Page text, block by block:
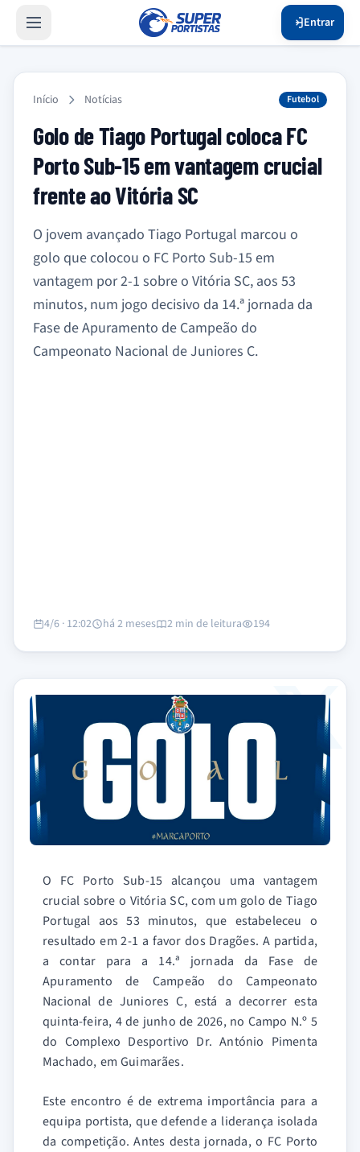
Entrar
Início Notícias Futebol
Golo de Tiago Portugal coloca FC
Porto Sub-15 em vantagem crucial
frente ao Vitória SC
O jovem avançado Tiago Portugal marcou o
golo que colocou o FC Porto Sub-15 em
vantagem por 2-1 sobre o Vitória SC, aos 53
minutos, num jogo decisivo da 14.ª jornada da
Fase de Apuramento de Campeão do
Campeonato Nacional de Juniores C.
4/6 · 12:02 há 2 meses 2 min de leitura 194
O FC Porto Sub-15 alcançou uma vantagem
crucial sobre o Vitória SC, com um golo de Tiago
Portugal aos 53 minutos, que estabeleceu o
resultado em 2-1 a favor dos Dragões. A partida,
a contar para a 14.ª jornada da Fase de
Apuramento de Campeão do Campeonato
Nacional de Juniores C, está a decorrer esta
quinta-feira, 4 de junho de 2026, no Campo N.º 5
do Complexo Desportivo Dr. António Pimenta
Machado, em Guimarães.
Este encontro é de extrema importância para a
equipa portista, que defende a liderança isolada
da competição. Antes desta jornada, o FC Porto